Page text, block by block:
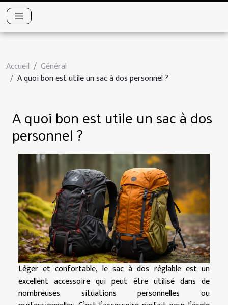
Accueil
Général
A quoi bon est utile un sac à dos personnel ?
A quoi bon est utile un sac à dos
personnel ?
Léger et confortable, le sac à dos réglable est un
excellent accessoire qui peut être utilisé dans de
nombreuses situations personnelles ou